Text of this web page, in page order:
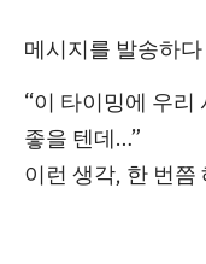
메시지를 발송하다
“이 타이밍에 우리
좋을 텐데…”
이런 생각, 한 번쯤